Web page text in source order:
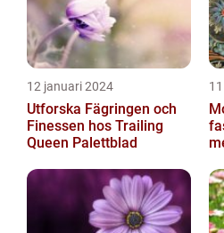
12 januari 2024
Utforska Fägringen och
Finessen hos Trailing
Queen Palettblad